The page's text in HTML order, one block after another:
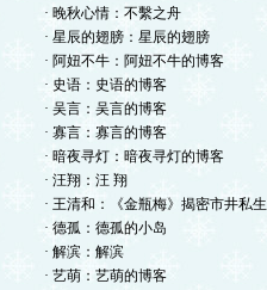
· 晚秋心情：不繫之舟
· 星辰的翅膀：星辰的翅膀
· 阿妞不牛：阿妞不牛的博客
· 史语：史语的博客
· 吴言：吴言的博客
· 寡言：寡言的博客
· 暗夜寻灯：暗夜寻灯的博客
· 汪翔：汪 翔
· 王清和：《金瓶梅》揭密市井私生
· 德孤：德孤的小岛
· 解滨：解滨
· 艺萌：艺萌的博客